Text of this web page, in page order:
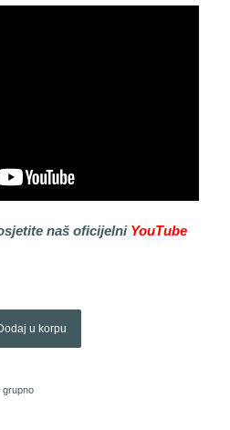
naš oficijelni YouTube
u korpu
grupno